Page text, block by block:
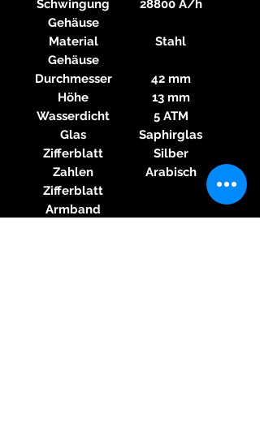
Schwingung
28800 A/h
Gehäuse
Material
Gehäuse
Stahl
Durchmesser
42 mm
Höhe
13 mm
Wasserdicht
5 ATM
Glas
Saphirglas
Zifferblatt
Silber
Zahlen
Zifferblatt
Arabisch
Armband